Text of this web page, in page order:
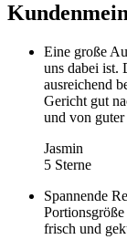
Eine große
uns dabei ist.
ausreichend
Gericht gut
und von
Jasmin
5 Sterne
Spannende
frisch und